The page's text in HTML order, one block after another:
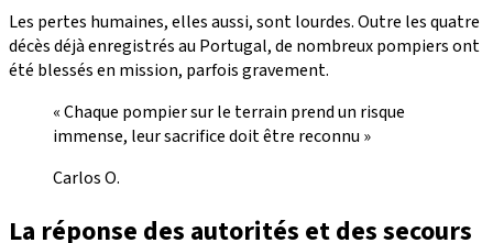
Les pertes humaines, elles aussi, sont lourdes. Outre les quatre
décès déjà enregistrés au Portugal, de nombreux pompiers ont
été blessés en mission, parfois gravement.
« Chaque pompier sur le terrain prend un risque
immense, leur sacrifice doit être reconnu »
Carlos O.
La réponse des autorités et des secours